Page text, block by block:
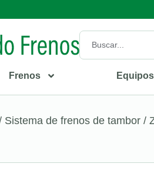
Frenos
Sistema de frenos de tambor /